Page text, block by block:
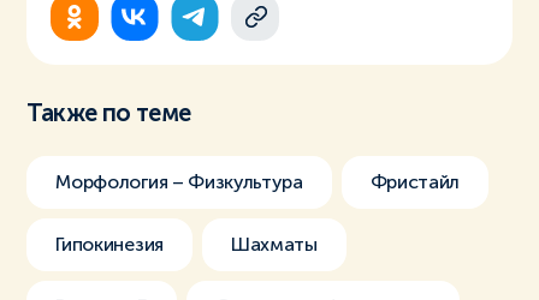
Также по теме
Морфология – Физкультура Фристайл
Гипокинезия Шахматы